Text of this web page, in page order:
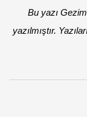
Bu yazı
yazılmıştır.